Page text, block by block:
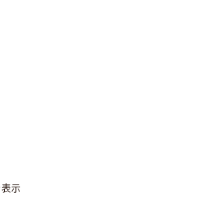
示